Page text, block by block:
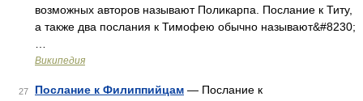
возможных авторов называют Поликарпа. Послание к Титу,
а также два послания к Тимофею обычно называют&#8230;
Википедия
27 Послание к Филиппийцам — Послание к